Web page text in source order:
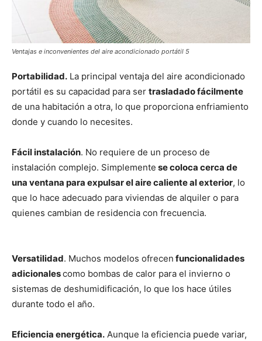
Ventajas e inconvenientes del aire acondicionado portátil 5
Portabilidad. La principal ventaja del aire acondicionado
portátil es su capacidad para ser trasladado fácilmente
de una habitación a otra, lo que proporciona enfriamiento
donde y cuando lo necesites.
Fácil instalación. No requiere de un proceso de
instalación complejo. Simplemente se coloca cerca de
una ventana para expulsar el aire caliente al exterior, lo
que lo hace adecuado para viviendas de alquiler o para
quienes cambian de residencia con frecuencia.
Versatilidad. Muchos modelos ofrecen funcionalidades
adicionalescomo bombas de calor para el invierno o
sistemas de deshumidificación, lo que los hace útiles
durante todo el año.
Eficiencia energética. Aunque la eficiencia puede variar,